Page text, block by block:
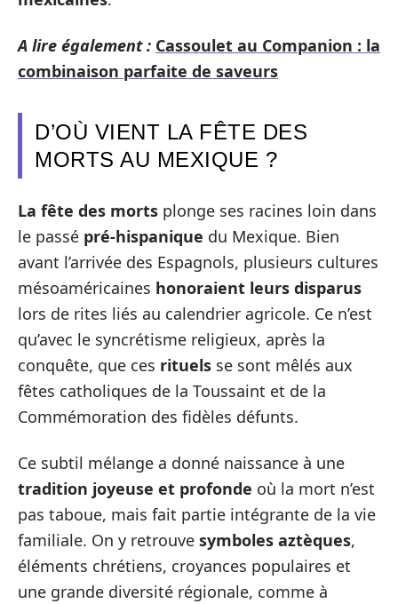
A lire également : Cassoulet au Companion : la
combinaison parfaite de saveurs
D’OÙ VIENT LA FÊTE DES
MORTS AU MEXIQUE ?
La fête des morts plonge ses racines loin dans
le passé pré-hispanique du Mexique. Bien
avant l’arrivée des Espagnols, plusieurs cultures
mésoaméricaines honoraient leurs disparus
lors de rites liés au calendrier agricole. Ce n’est
qu’avec le syncrétisme religieux, après la
conquête, que ces rituels se sont mêlés aux
fêtes catholiques de la Toussaint et de la
Commémoration des fidèles défunts.
Ce subtil mélange a donné naissance à une
tradition joyeuse et profonde où la mort n’est
pas taboue, mais fait partie intégrante de la vie
familiale. On y retrouve symboles aztèques,
éléments chrétiens, croyances populaires et
une grande diversité régionale, comme à